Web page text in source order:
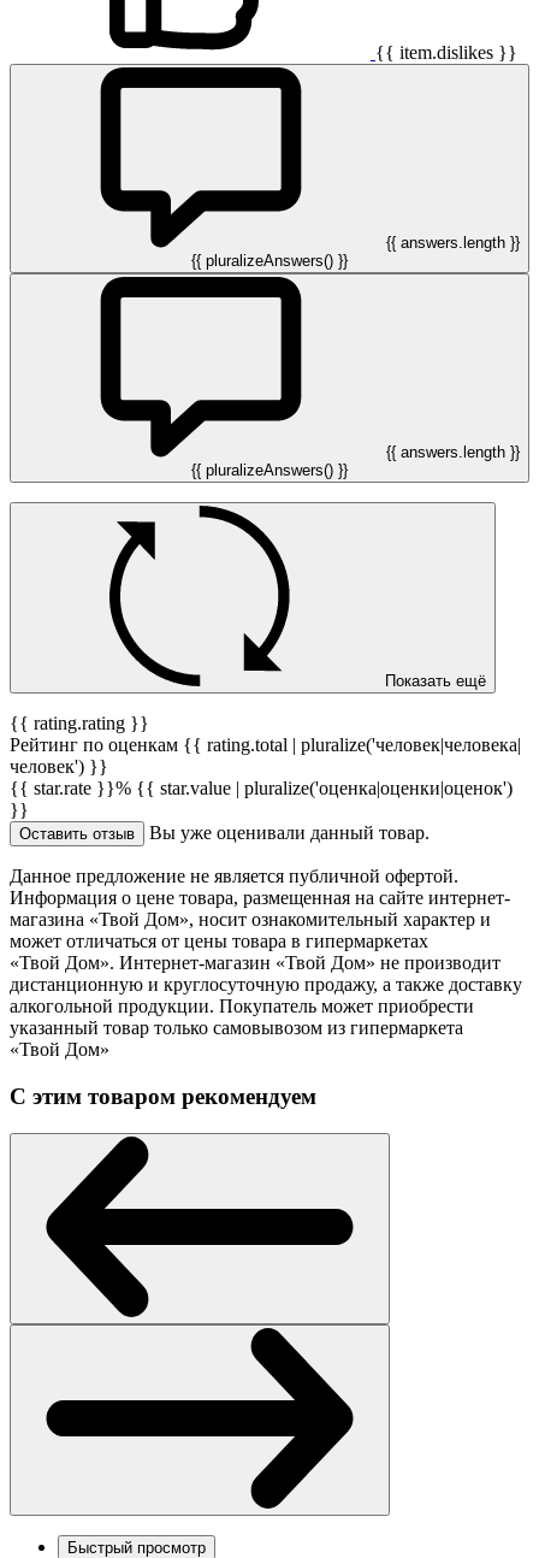
{{ item.dislikes }}
{{ answers.length }}
{{ pluralizeAnswers() }}
{{ answers.length }}
{{ pluralizeAnswers() }}
Показать ещё
{{ rating.rating }}
Рейтинг по оценкам {{ rating.total | pluralize('человек|человека|
человек') }}
{{ star.rate }}% {{ star.value | pluralize('оценка|оценки|оценок')
}}
Оставить отзыв Вы уже оценивали данный товар.
Данное предложение не является публичной офертой.
Информация о цене товара, размещенная на сайте интернет-
магазина «Твой Дом», носит ознакомительный характер и
может отличаться от цены товара в гипермаркетах
«Твой Дом». Интернет-магазин «Твой Дом» не производит
дистанционную и круглосуточную продажу, а также доставку
алкогольной продукции. Покупатель может приобрести
указанный товар только самовывозом из гипермаркета
«Твой Дом»
С этим товаром рекомендуем
Быстрый просмотр